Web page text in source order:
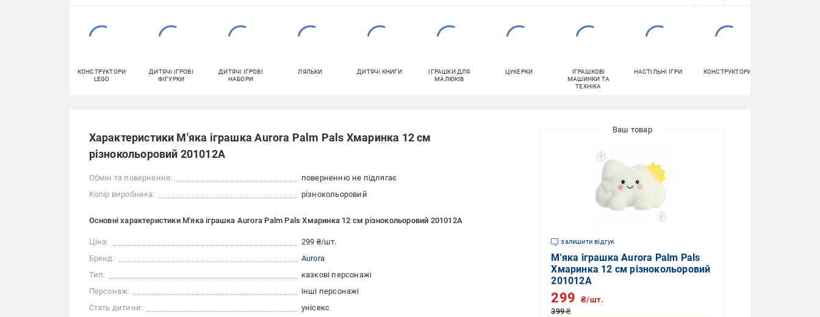
КОНСТРУКТОРИ
LEGO
ДИТЯЧІ ІГРОВІ
ФІГУРКИ
ДИТЯЧІ ІГРОВІ
НАБОРИ
ЛЯЛЬКИ ДИТЯЧІ КНИГИ
ІГРАШКИ ДЛЯ
МАЛЮКІВ
ЦУКЕРКИ
ІГРАШКОВІ
МАШИНКИ ТА
ТЕХНІКА
НАСТІЛЬНІ ІГРИ КОНСТРУКТОРИ
Характеристики М'яка іграшка Aurora Palm Pals Хмаринка 12 см
різнокольоровий 201012A
Обмін та повернення:
поверненню не підлягає
Колір виробника:
різнокольоровий
Основні характеристики М'яка іграшка Aurora Palm Pals Хмаринка 12 см різнокольоровий 201012A
Ціна:
299 ₴/шт.
Бренд:
Aurora
Тип:
казкові персонажі
Персонаж:
інші персонажі
Стать дитини:
унісекс
залишити відгук
М'яка іграшка Aurora Palm Pals
Хмаринка 12 см різнокольоровий
201012A
399 ₴
299 ₴/шт.